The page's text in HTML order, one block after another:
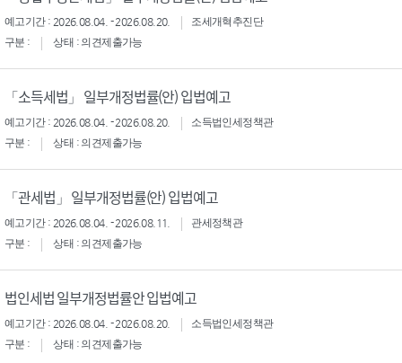
예고기간 : 2026.08.04. - 2026.08.20.
조세개혁추진단
구분 :
상태 : 의견제출가능
「소득세법」 일부개정법률(안) 입법예고
예고기간 : 2026.08.04. - 2026.08.20.
소득법인세정책관
구분 :
상태 : 의견제출가능
「관세법」 일부개정법률(안) 입법예고
예고기간 : 2026.08.04. - 2026.08.11.
관세정책관
구분 :
상태 : 의견제출가능
법인세법 일부개정법률안 입법예고
예고기간 : 2026.08.04. - 2026.08.20.
소득법인세정책관
구분 :
상태 : 의견제출가능